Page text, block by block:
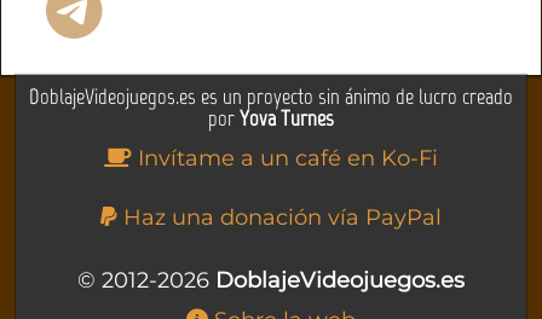
DoblajeVideojuegos.es es un proyecto sin ánimo de lucro creado
porYova Turnes
Invítame a un café en Ko-Fi
Haz una donación vía PayPal
© 2012-2026 DoblajeVideojuegos.es